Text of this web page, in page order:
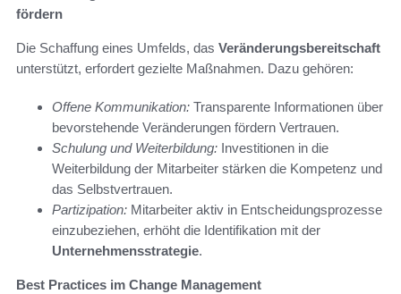
fördern
Die Schaffung eines Umfelds, das Veränderungsbereitschaft
unterstützt, erfordert gezielte Maßnahmen. Dazu gehören:
Offene Kommunikation: Transparente Informationen über
bevorstehende Veränderungen fördern Vertrauen.
Schulung und Weiterbildung: Investitionen in die
Weiterbildung der Mitarbeiter stärken die Kompetenz und
das Selbstvertrauen.
Partizipation: Mitarbeiter aktiv in Entscheidungsprozesse
einzubeziehen, erhöht die Identifikation mit der
Unternehmensstrategie.
Best Practices im Change Management